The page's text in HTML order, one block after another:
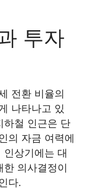
투자
전환 비율의
나타나고 있
하철 인근은 단
의 자금 여력에
상기에는 대
의사결정이
다.